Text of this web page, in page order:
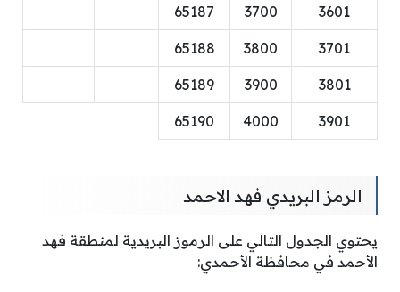
3601
3700
65187
3701
3800
65188
3801
3900
65189
3901
4000
65190
الرمز البريدي فهد الاحمد
يحتوي الجدول التالي على الرموز البريدية لمنطقة فهد
الأحمد في محافظة الأحمدي: